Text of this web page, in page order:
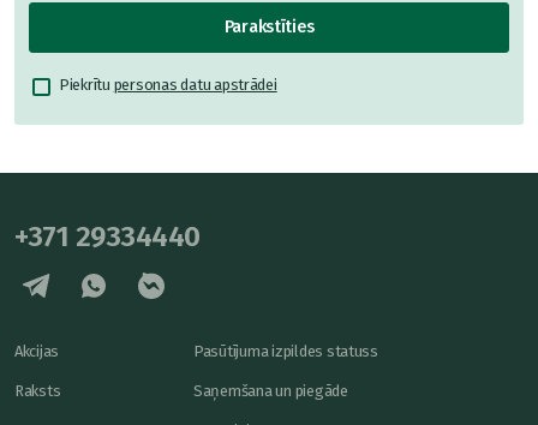
Parakstīties
Piekrītu personas datu apstrādei
+371 29334440
Akcijas
Raksts
Pasūtījuma izpildes statuss
Saņemšana un piegāde